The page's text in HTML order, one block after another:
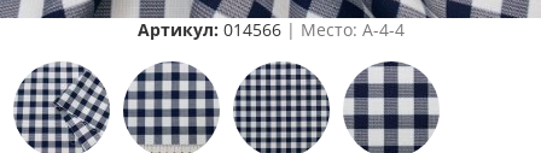
Артикул: 014566| Место: A-4-4